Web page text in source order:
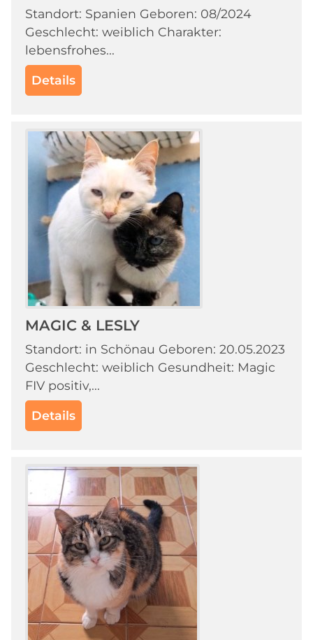
Standort: Spanien Geboren: 08/2024
Geschlecht: weiblich Charakter:
lebensfrohes...
Details
MAGIC & LESLY
Standort: in Schönau Geboren: 20.05.2023
Geschlecht: weiblich Gesundheit: Magic
FIV positiv,...
Details